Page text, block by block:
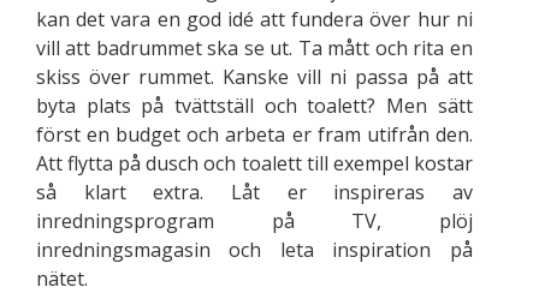
kan det vara en god idé att fundera över hur ni
vill att badrummet ska se ut. Ta mått och rita en
skiss över rummet. Kanske vill ni passa på att
byta plats på tvättställ och toalett? Men sätt
först en budget och arbeta er fram utifrån den.
Att flytta på dusch och toalett till exempel kostar
så klart extra. Låt er inspireras av
inredningsprogram på TV, plöj
inredningsmagasin och leta inspiration på
nätet.